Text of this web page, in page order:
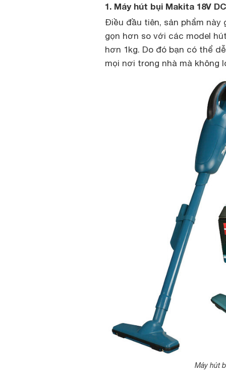
1. Máy hút bụi Makita 18V
Điều đầu tiên, sản phẩm
gọn hơn so với các model
hơn 1kg. Do đó bạn có thể
mọi nơi trong nhà mà không
Máy hút